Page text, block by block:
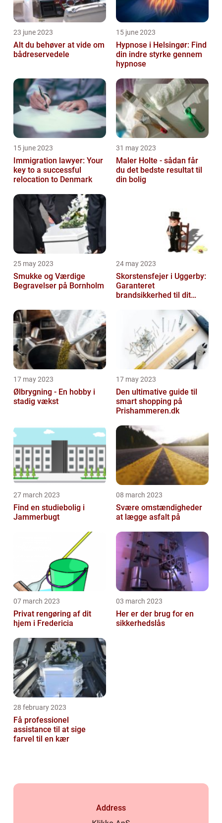
23 june 2023
Alt du behøver at vide om
bådreservedele
15 june 2023
Hypnose i Helsingør: Find
din indre styrke gennem
hypnose
15 june 2023
Immigration lawyer: Your
key to a successful
relocation to Denmark
31 may 2023
Maler Holte - sådan får
du det bedste resultat til
din bolig
25 may 2023
Smukke og Værdige
Begravelser på Bornholm
24 may 2023
Skorstensfejer i Uggerby:
Garanteret
brandsikkerhed til dit
17 may 2023
Ølbrygning - En hobby i
stadig vækst
17 may 2023
Den ultimative guide til
smart shopping på
Prishammeren.dk
27 march 2023
Find en studiebolig i
Jammerbugt
08 march 2023
Svære omstændigheder
at lægge asfalt på
07 march 2023
Privat rengøring af dit
hjem i Fredericia
03 march 2023
Her er der brug for en
sikkerhedslås
28 february 2023
Få professionel
assistance til at sige
farvel til en kær
Address